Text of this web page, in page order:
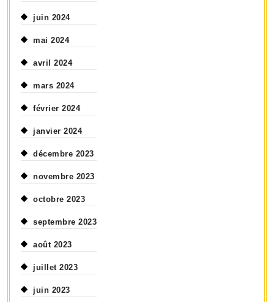
juin 2024
mai 2024
avril 2024
mars 2024
février 2024
janvier 2024
décembre 2023
novembre 2023
octobre 2023
septembre 2023
août 2023
juillet 2023
juin 2023